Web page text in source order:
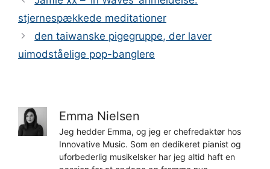
stjernespækkede meditationer
den taiwanske pigegruppe, der laver
uimodståelige pop-banglere
Emma Nielsen
Jeg hedder Emma, og jeg er chefredaktør hos
Innovative Music. Som en dedikeret pianist og
uforbederlig musikelsker har jeg altid haft en